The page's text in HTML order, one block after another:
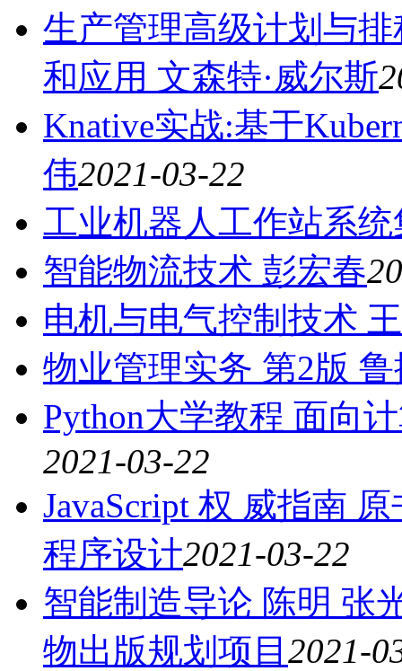
生产管理高级计划与
和应用 文森特·威尔斯
Knative实战:基于
伟2021-03-22
工业机器人工作站系
智能物流技术 彭宏春
电机与电气控制技术
物业管理实务 第2版
Python大学教程 面向
2021-03-22
JavaScript 权 威指南
程序设计2021-03-22
智能制造导论 陈明 张
物出版规划项目 2021-